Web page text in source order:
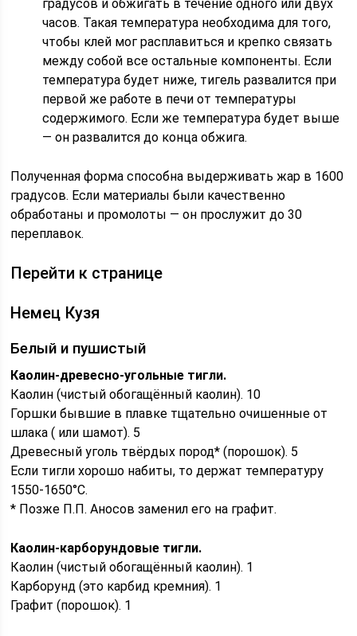
градусов и обжигать в течение одного или двух
часов. Такая температура необходима для того,
чтобы клей мог расплавиться и крепко связать
между собой все остальные компоненты. Если
температура будет ниже, тигель развалится при
первой же работе в печи от температуры
содержимого. Если же температура будет выше
— он развалится до конца обжига.
Полученная форма способна выдерживать жар в 1600
градусов. Если материалы были качественно
обработаны и промолоты — он прослужит до 30
переплавок.
Перейти к странице
Немец Кузя
Белый и пушистый
Каолин-древесно-угольные тигли.
Каолин (чистый обогащённый каолин). 10
Горшки бывшие в плавке тщательно очишенные от
шлака ( или шамот). 5
Древесный уголь твёрдых пород* (порошок). 5
Если тигли хорошо набиты, то держат температуру
1550-1650°C.
* Позже П.П. Аносов заменил его на графит.
Каолин-карборундовые тигли.
Каолин (чистый обогащённый каолин). 1
Карборунд (это карбид кремния). 1
Графит (порошок). 1